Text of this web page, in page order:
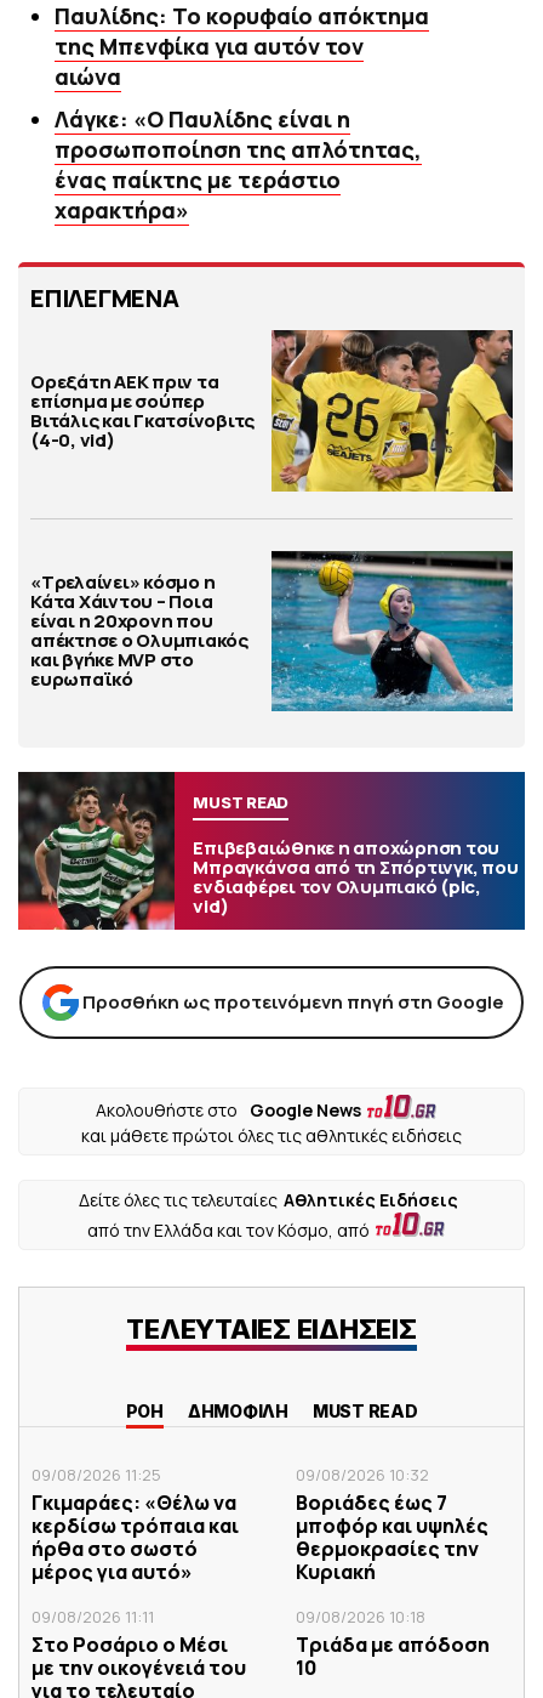
Παυλίδης: Το κορυφαίο απόκτημα
της Μπενφίκα για αυτόν τον
αιώνα
Λάγκε: «O Παυλίδης είναι η
προσωποποίηση της απλότητας,
ένας παίκτης με τεράστιο
χαρακτήρα»
ΕΠΙΛΕΓΜΕΝΑ
Ορεξάτη ΑΕΚ πριν τα
επίσημα με σούπερ
Βιτάλις και Γκατσίνοβιτς
(4-0, vid)
«Τρελαίνει» κόσμο η
Κάτα Χάιντου – Ποια
είναι η 20χρονη που
απέκτησε ο Ολυμπιακός
και βγήκε MVP στο
ευρωπαϊκό
MUST READ
Επιβεβαιώθηκε η αποχώρηση του
Μπραγκάνσα από τη Σπόρτινγκ, που
ενδιαφέρει τον Ολυμπιακό (pic,
vid)
Προσθήκη ως προτεινόμενη πηγή στη Google
Ακολουθήστε στο
Google News
και μάθετε πρώτοι όλες τις αθλητικές ειδήσεις
Δείτε όλες τις τελευταίες Αθλητικές Ειδήσεις
από την Ελλάδα και τον Κόσμο, από
ΤΕΛΕΥΤΑΙΕΣ ΕΙΔΗΣΕΙΣ
ΡΟΗ ΔΗΜΟΦΙΛΗ MUST READ
09/08/2026 11:25
Γκιμαράες: «Θέλω να
κερδίσω τρόπαια και
ήρθα στο σωστό
μέρος για αυτό»
09/08/2026 11:11
Στο Ροσάριο ο Μέσι
με την οικογένειά του
για το τελευταίο
09/08/2026 10:32
Βοριάδες έως 7
μποφόρ και υψηλές
θερμοκρασίες την
Κυριακή
09/08/2026 10:18
Τριάδα με απόδοση
10